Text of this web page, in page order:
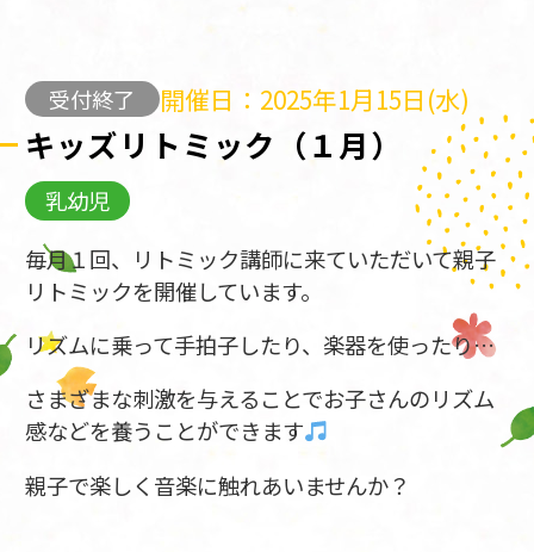
受付終了 開催日：2025年1月15日(水)
キッズリトミック（１月）
乳幼児
毎月１回、リトミック講師に来ていただいて親子
リトミックを開催しています。
リズムに乗って手拍子したり、楽器を使ったり…
さまざまな刺激を与えることでお子さんのリズム
感などを養うことができます
親子で楽しく音楽に触れあいませんか？